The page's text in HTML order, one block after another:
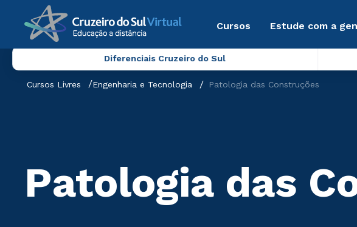
Cursos Estude com a
Diferenciais Cruzeiro do Sul
Cursos Livres Engenharia e Tecnologia Patologia das Construções
Patologia das